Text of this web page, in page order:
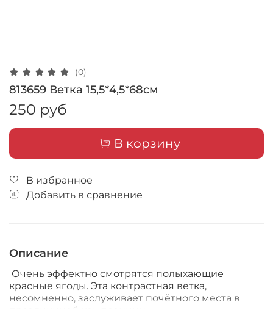
(0)
813659 Ветка 15,5*4,5*68см
250 руб
В корзину
В избранное
Добавить в сравнение
Описание
Очень эффектно смотрятся полыхающие
красные ягоды. Эта контрастная ветка,
несомненно, заслуживает почётного места в